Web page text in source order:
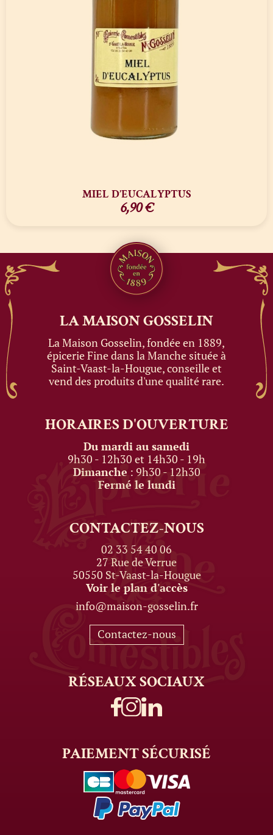
MIEL D’EUCALYPTUS
6,90€
LA MAISONGOSSELIN
La Maison Gosselin, fondée en 1889,
épicerie Fine dans la Manche située à
Saint-Vaast-la-Hougue, conseille et
vend des produits d'une qualité rare.
HORAIRESD'OUVERTURE
Du mardi au samedi
9h30 - 12h30 et 14h30 - 19h
Dimanche : 9h30 - 12h30
Fermé le lundi
CONTACTEZ-NOUS
02 33 54 40 06
27 Rue de Verrue
50550 St-Vaast-la-Hougue
Voir le plan d'accès
info@maison-gosselin.fr
Contactez-nous
RÉSEAUXSOCIAUX
PAIEMENTSÉCURISÉ